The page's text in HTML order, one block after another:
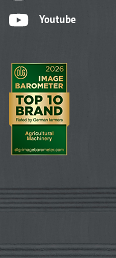
Youtube